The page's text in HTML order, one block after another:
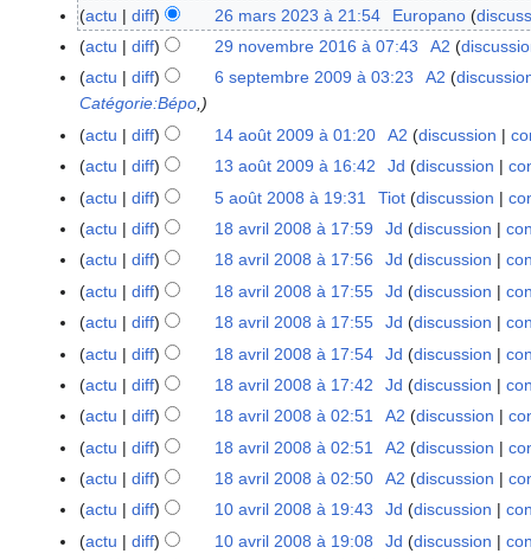
7
2
0
2
2
6
2
0
2
actu diff 26 mars 2023 à 21:54 Europano
2
9
m
b
1
6
actu diff 29 novembre 2016 à 07:43 A2
6
e
m
b
0
9
actu diff 6 septembre 2009 à 03:23 A2
Catégorie:Bépo,
1
4
2
0
actu diff 14 août 2009 à 01:20 A2 discussion
A
c
u
n
r
é
u
m
é
d
e
m
o
1
3
2
0
actu diff 13 août 2009 à 16:42 Jd discussion
A
c
u
n
r
é
u
m
é
d
e
m
5
a
2
0
0
actu diff 5 août 2008 à 19:31 Tiot discussion
1
8
2
actu diff 18 avril 2008 à 17:59 Jd discussion
A
c
u
n
r
é
u
m
é
d
actu diff 18 avril 2008 à 17:56 Jd discussion
A
c
u
n
r
é
u
m
é
actu diff 18 avril 2008 à 17:55 Jd discussion
A
c
u
n
r
é
u
m
actu diff 18 avril 2008 à 17:55 Jd discussion
A
c
u
n
r
é
u
actu diff 18 avril 2008 à 17:54 Jd discussion
A
c
u
n
r
é
actu diff 18 avril 2008 à 17:42 Jd discussion
A
c
u
n
r
actu diff 18 avril 2008 à 02:51 A2 discussion
A
c
u
n
actu diff 18 avril 2008 à 02:51 A2 discussion
A
c
u
actu diff 18 avril 2008 à 02:50 A2 discussion
A
c
1
0
actu diff 10 avril 2008 à 19:43 Jd discussion
Aactu diff 10 avril 2008 à 19:08 Jd discussion